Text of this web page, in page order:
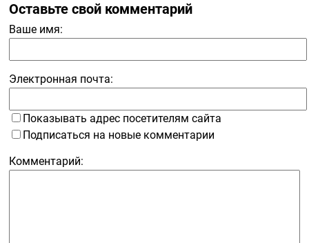
Оставьте свой комментарий
Ваше имя:
Электронная почта:
Показывать адрес посетителям сайта
Подписаться на новые комментарии
Комментарий: